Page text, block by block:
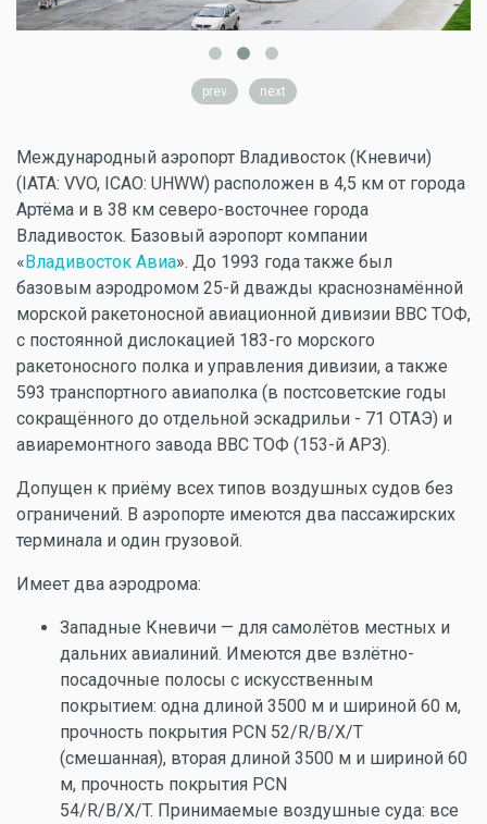
prev next
Международный аэропорт Владивосток (Кневичи)
(IATA: VVO, ICAO: UHWW) расположен в 4,5 км от города
Артёма и в 38 км северо-восточнее города
Владивосток. Базовый аэропорт компании
«Владивосток Авиа». До 1993 года также был
базовым аэродромом 25-й дважды краснознамённой
морской ракетоносной авиационной дивизии ВВС ТОФ,
с постоянной дислокацией 183-го морского
ракетоносного полка и управления дивизии, а также
593 транспортного авиаполка (в постсоветские годы
сокращённого до отдельной эскадрильи - 71 ОТАЭ) и
авиаремонтного завода ВВС ТОФ (153-й АРЗ).
Допущен к приёму всех типов воздушных судов без
ограничений. В аэропорте имеются два пассажирских
терминала и один грузовой.
Имеет два аэродрома:
Западные Кневичи — для самолётов местных и
дальних авиалиний. Имеются две взлётно-
посадочные полосы с искусственным
покрытием: одна длиной 3500 м и шириной 60 м,
прочность покрытия PCN 52/R/B/X/T
(смешанная), вторая длиной 3500 м и шириной 60
м, прочность покрытия PCN
54/R/B/X/T. Принимаемые воздушные суда: все